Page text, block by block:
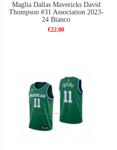
Maglia Dallas Mavericks David
Thompson #31 Association 2023-
24 Bianco
€22.00